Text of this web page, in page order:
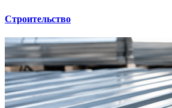
Строительство